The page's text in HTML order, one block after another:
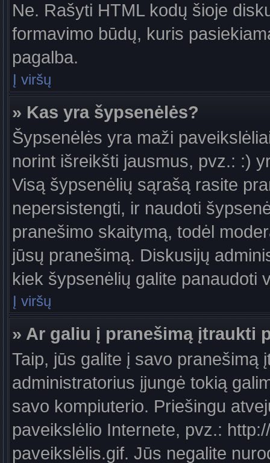
Ne. Rašyti HTML kodų šioje
formavimo būdų, kuris
pagalba.
Į viršų
» Kas yra šypsenėlės?
Šypsenėlės yra maži
norint išreikšti jausmus, pvz.: :)
Visą šypsenėlių sąrašą rasite
nepersistengti, ir naudoti
pranešimo skaitymą, todėl
jūsų pranešimą. Diskusijų
kiek šypsenėlių galite panaudoti
Į viršų
» Ar galiu į pranešimą įtraukti
Taip, jūs galite į savo pranešimą
administratorius įjungė tokią
savo kompiuterio. Priešingu
paveikslėlio Internete, pvz.:
paveikslėlis.gif. Jūs negalite